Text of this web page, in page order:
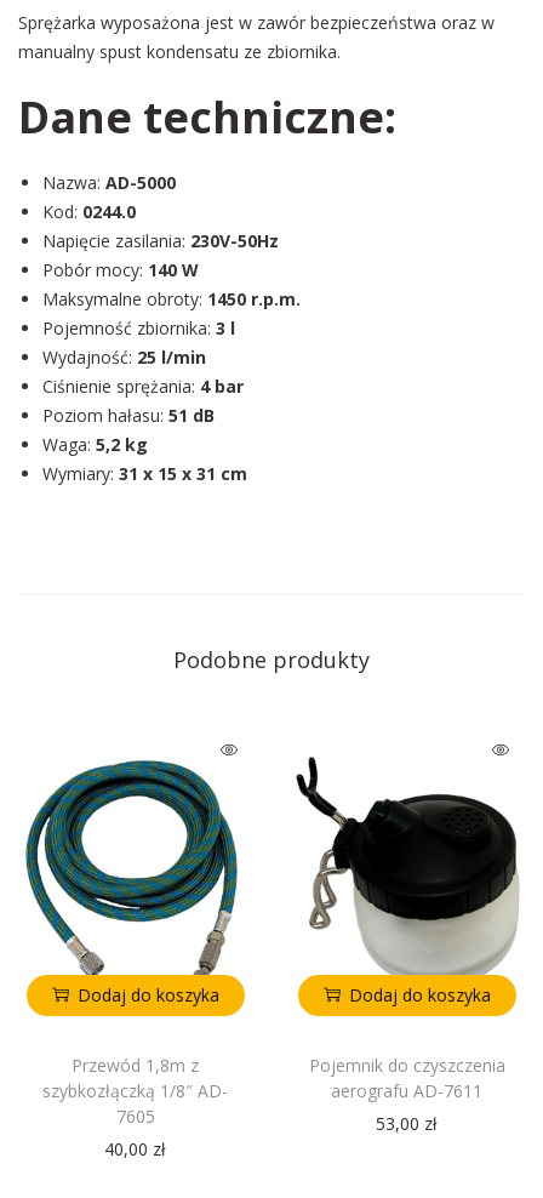
Sprężarka wyposażona jest w zawór bezpieczeństwa oraz w
manualny spust kondensatu ze zbiornika.
Dane techniczne:
Nazwa: AD-5000
Kod: 0244.0
Napięcie zasilania: 230V-50Hz
Pobór mocy: 140 W
Maksymalne obroty: 1450 r.p.m.
Pojemność zbiornika: 3 l
Wydajność: 25 l/min
Ciśnienie sprężania: 4 bar
Poziom hałasu: 51 dB
Waga: 5,2 kg
Wymiary: 31 x 15 x 31 cm
Podobne produkty
Dodaj do koszyka
Przewód 1,8m z
szybkozłączką 1/8″ AD-
7605
40,00 zł
Dodaj do koszyka
Pojemnik do czyszczenia
aerografu AD-7611
53,00 zł